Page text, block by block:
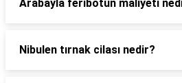
Arabayla feribotun maliyeti
Nibulen tırnak cilası nedir?